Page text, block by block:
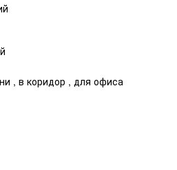
, в коридор , для офиса